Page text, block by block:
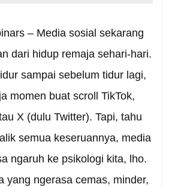
– Media sosial sekarang
dari hidup remaja sehari-hari.
sampai sebelum tidur lagi,
momen buat scroll TikTok,
X (dulu Twitter). Tapi, tahu
semua keseruannya, media
ngaruh ke psikologi kita, lho.
yang ngerasa cemas, minder,